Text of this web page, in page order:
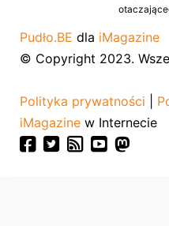
Pudło.BE dla iMagazine
© Copyright 2023.
Polityka prywatności
iMagazine w Internecie